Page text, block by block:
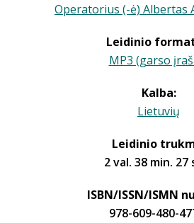
Operatorius (-ė) Albertas
Leidinio
MP3 (garso
Kalba:
Lietuvių
Leidinio
2 val. 38 min. 27
ISBN/ISSN/ISMN
978-609-480-